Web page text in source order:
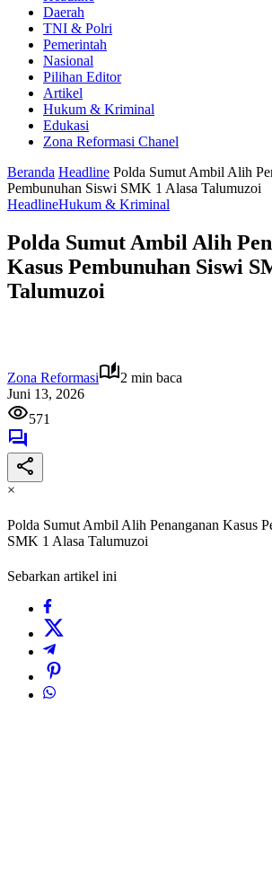
Daerah
TNI & Polri
Pemerintah
Nasional
Pilihan Editor
Artikel
Hukum & Kriminal
Edukasi
Zona Reformasi Chanel
Beranda Headline Polda Sumut Ambil Alih
Pembunuhan Siswi SMK 1 Alasa Talumuzoi
HeadlineHukum & Kriminal
Polda Sumut Ambil Alih
Kasus Pembunuhan Siswi
Talumuzoi
Zona Reformasi
2 min baca
Juni 13, 2026
571
×
Polda Sumut Ambil Alih Penanganan Kasus
SMK 1 Alasa Talumuzoi
Sebarkan artikel ini